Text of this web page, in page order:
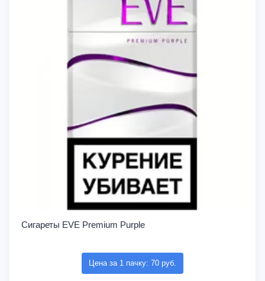
Сигареты EVE Premium Purple
Цена за 1 пачку: 70 руб.